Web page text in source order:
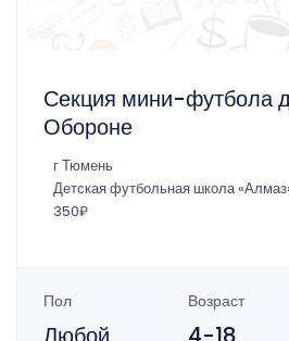
Секция мини-футбола
Обороне
г Тюмень
Детская футбольная школа
350₽
Пол Возраст